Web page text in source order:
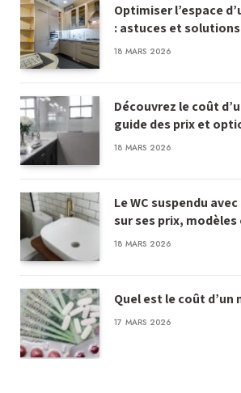
Optimiser l’espace
: astuces et
18 MARS 2026
Découvrez le coût
guide des prix et
18 MARS 2026
Le WC suspendu
sur ses prix,
18 MARS 2026
Quel est le coût d’un
17 MARS 2026